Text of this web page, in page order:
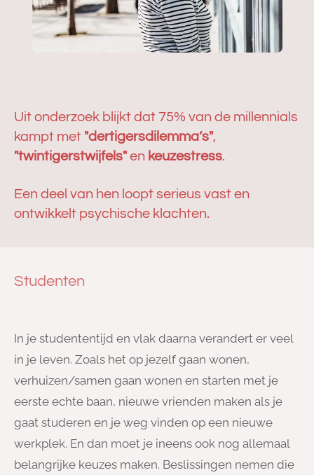
Uit onderzoek blijkt dat 75% van de millennials
kampt met "dertigersdilemma’s",
"twintigerstwijfels"en keuzestress.
Een deel van hen loopt serieus vast en
ontwikkelt psychische klachten.
Studenten
In je studententijd en vlak daarna verandert er veel
in je leven. Zoals het op jezelf gaan wonen,
verhuizen/samen gaan wonen en starten met je
eerste echte baan, nieuwe vrienden maken als je
gaat studeren en je weg vinden op een nieuwe
werkplek. En dan moet je ineens ook nog allemaal
belangrijke keuzes maken. Beslissingen nemen die